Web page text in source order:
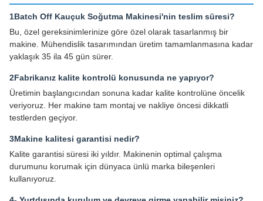
1Batch Off Kauçuk Soğutma Makinesi'nin teslim süresi?
Bu, özel gereksinimlerinize göre özel olarak tasarlanmış bir
makine. Mühendislik tasarımından üretim tamamlanmasına kadar
yaklaşık 35 ila 45 gün sürer.
2Fabrikanız kalite kontrolü konusunda ne yapıyor?
Üretimin başlangıcından sonuna kadar kalite kontrolüne öncelik
veriyoruz. Her makine tam montaj ve nakliye öncesi dikkatli
testlerden geçiyor.
3Makine kalitesi garantisi nedir?
Kalite garantisi süresi iki yıldır. Makinenin optimal çalışma
durumunu korumak için dünyaca ünlü marka bileşenleri
kullanıyoruz.